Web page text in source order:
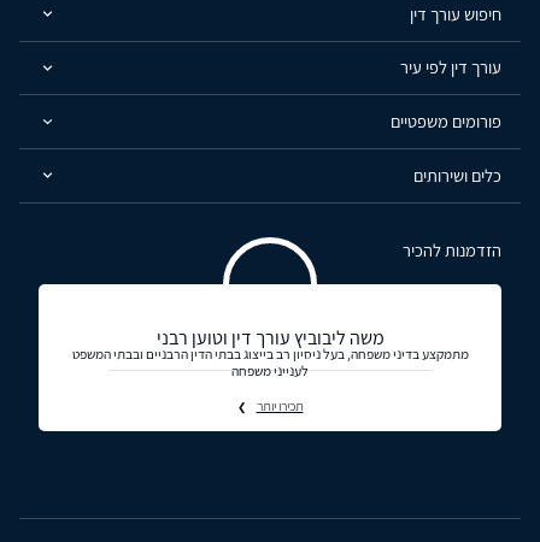
חיפוש עורך דין
עורך דין לפי עיר
פורומים משפטיים
כלים ושירותים
הזדמנות להכיר
משה ליבוביץ עורך דין וטוען רבני
מתמקצע בדיני משפחה, בעל ניסיון רב בייצוג בבתי הדין הרבניים ובבתי המשפט
לענייני משפחה
תכירו יותר